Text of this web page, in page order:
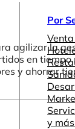
Por
y
agilizar la
en tiempo
y ahorrar